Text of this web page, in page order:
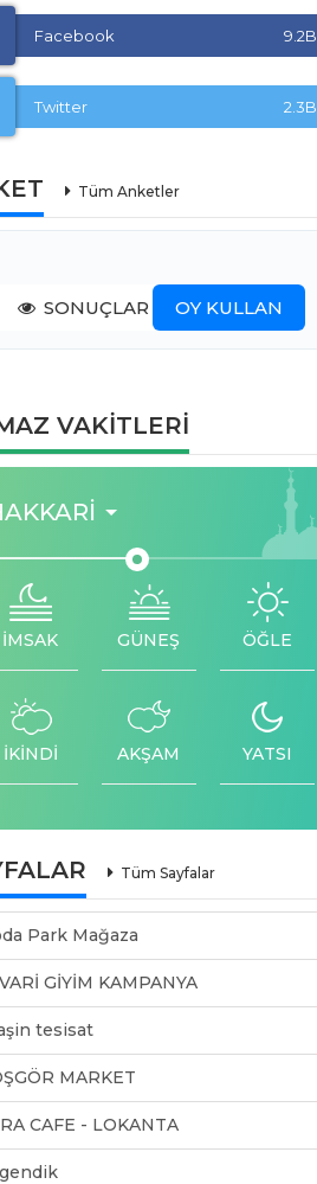
Facebook 9.2B
Twitter 2.3B
Tüm Anketler
SONUÇLAR OY KULLAN
VAKİTLERİ
İMSAK GÜNEŞ ÖĞLE
İKİNDİ AKŞAM YATSI
Tüm Sayfalar
Park Mağaza
GİYİM KAMPANYA
tesisat
MARKET
CAFE - LOKANTA